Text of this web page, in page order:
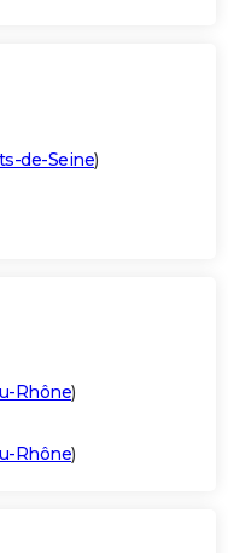
de-Seine)
Rhône)
Rhône)